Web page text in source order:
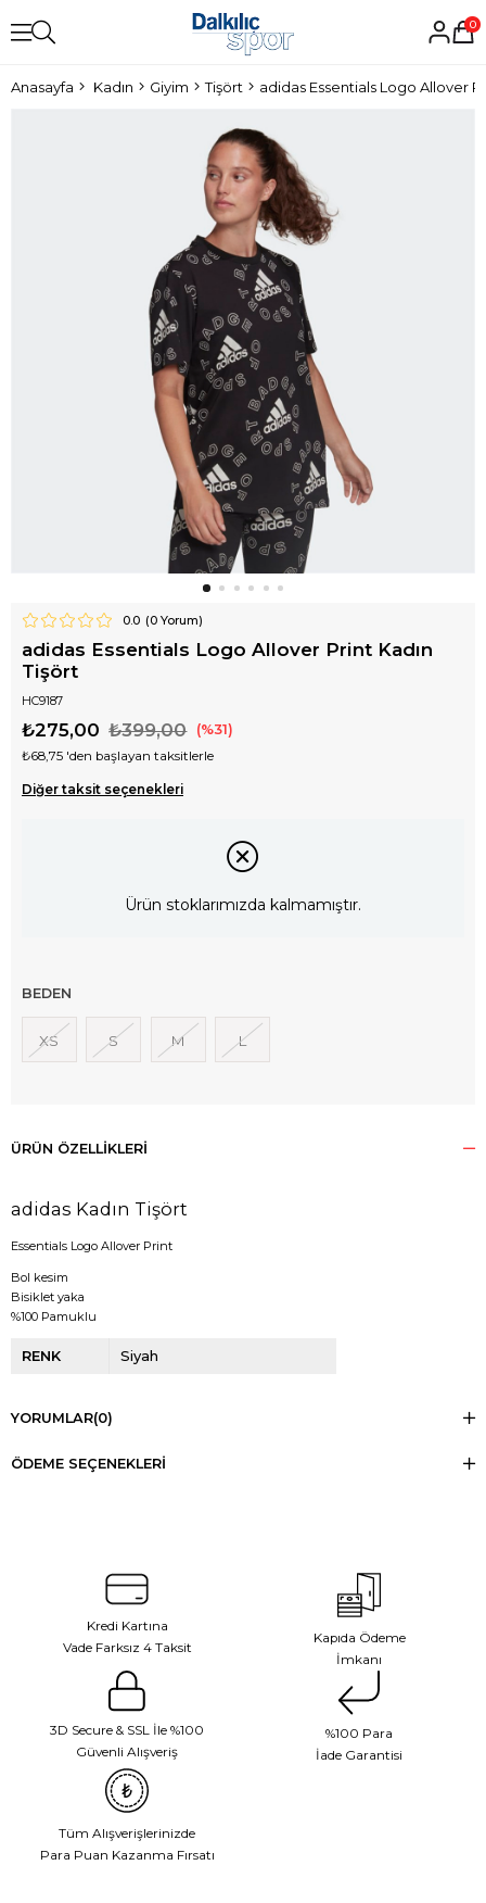
0
Anasayfa Kadın Giyim Tişört adidas Essentials Logo Allover
0.0 (0Yorum)
adidas Essentials Logo Allover Print Kadın
Tişört
HC9187
₺399,00
₺275,00 31
₺68,75 'den başlayan taksitlerle
Diğer taksit seçenekleri
Ürün stoklarımızda kalmamıştır.
BEDEN
XS S M L
ÜRÜN ÖZELLIKLERI
adidas Kadın Tişört
Essentials Logo Allover Print
Bol kesim
Bisiklet yaka
%100 Pamuklu
RENK Siyah
YORUMLAR(0)
ÖDEME SEÇENEKLERI
Kredi Kartına
Vade Farksız 4 Taksit
Kapıda Ödeme
İmkanı
3D Secure & SSL İle %100
Güvenli Alışveriş
%100 Para
İade Garantisi
Tüm Alışverişlerinizde
Para Puan Kazanma Fırsatı